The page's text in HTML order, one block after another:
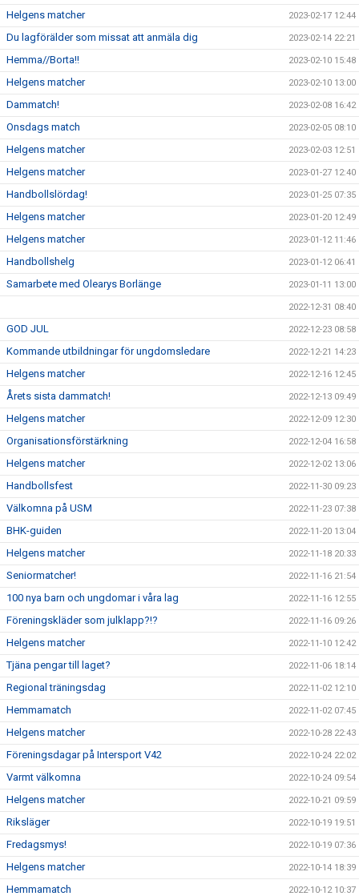
Helgens matcher 2023-02-17 12:44
Du lagförälder som missat att anmäla dig 2023-02-14 22:21
Hemma//Borta!! 2023-02-10 15:48
Helgens matcher 2023-02-10 13:00
Dammatch! 2023-02-08 16:42
Onsdags match 2023-02-05 08:10
Helgens matcher 2023-02-03 12:51
Helgens matcher 2023-01-27 12:40
Handbollslördag! 2023-01-25 07:35
Helgens matcher 2023-01-20 12:49
Helgens matcher 2023-01-12 11:46
Handbollshelg 2023-01-12 06:41
Samarbete med Olearys Borlänge 2023-01-11 13:00
2022-12-31 08:40
GOD JUL 2022-12-23 08:58
Kommande utbildningar för ungdomsledare 2022-12-21 14:23
Helgens matcher 2022-12-16 12:45
Årets sista dammatch! 2022-12-13 09:49
Helgens matcher 2022-12-09 12:30
Organisationsförstärkning 2022-12-04 16:58
Helgens matcher 2022-12-02 13:06
Handbollsfest 2022-11-30 09:23
Välkomna på USM 2022-11-23 07:38
BHK-guiden 2022-11-20 13:04
Helgens matcher 2022-11-18 20:33
Seniormatcher! 2022-11-16 21:54
100 nya barn och ungdomar i våra lag 2022-11-16 12:55
Föreningskläder som julklapp?!? 2022-11-16 09:26
Helgens matcher 2022-11-10 12:42
Tjäna pengar till laget? 2022-11-06 18:14
Regional träningsdag 2022-11-02 12:10
Hemmamatch 2022-11-02 07:45
Helgens matcher 2022-10-28 22:43
Föreningsdagar på Intersport V42 2022-10-24 22:02
Varmt välkomna 2022-10-24 09:54
Helgens matcher 2022-10-21 09:59
Riksläger 2022-10-19 19:51
Fredagsmys! 2022-10-19 07:36
Helgens matcher 2022-10-14 18:39
Hemmamatch 2022-10-12 10:37